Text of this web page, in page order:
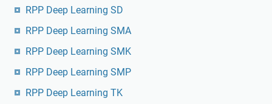
RPP Deep Learning SD
RPP Deep Learning SMA
RPP Deep Learning SMK
RPP Deep Learning SMP
RPP Deep Learning TK